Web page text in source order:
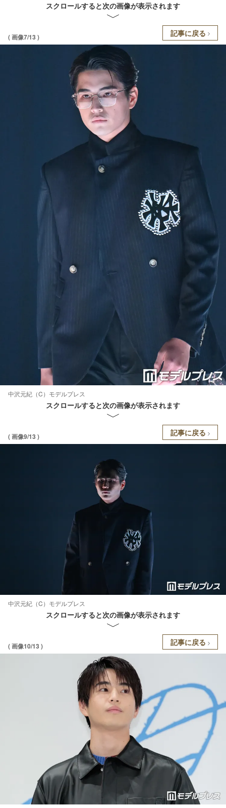
スクロールすると次の画像が表示されます
( 画像7/13 ) 記事に戻る
中沢元紀（C）モデルプレス
スクロールすると次の画像が表示されます
( 画像9/13 ) 記事に戻る
中沢元紀（C）モデルプレス
スクロールすると次の画像が表示されます
( 画像10/13 ) 記事に戻る